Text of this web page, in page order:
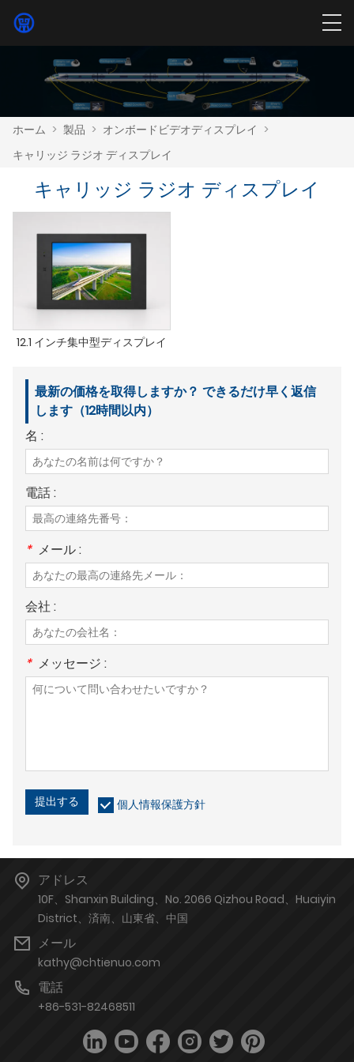
ホーム > 製品 > オンボードビデオディスプレイ >
キャリッジ ラジオ ディスプレイ
キャリッジ ラジオ ディスプレイ
12.1 インチ集中型ディスプレイ
最新の価格を取得しますか？ できるだけ早く返信
します（12時間以内）
名 :
電話 :
* メール :
会社 :
* メッセージ :
提出する 個人情報保護方針
アドレス
10F、Shanxin Building、No. 2066 Qizhou Road、Huaiyin
District、済南、山東省、中国
メール
kathy@chtienuo.com
電話
+86-531-82468511